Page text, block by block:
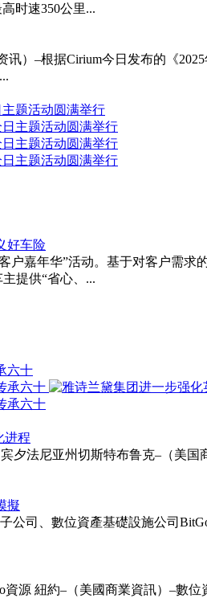
时速350公里...
）–根据Cirium今日发布的《
题活动圆满举行
好车险
嘉年华”活动。基于对客户需
提供“省心、...
六十
进程
夕法尼亚州切斯特布鲁克–（美国
擬
司、數位資產基礎設施公司
源 紐約–（美國商業資訊）–數